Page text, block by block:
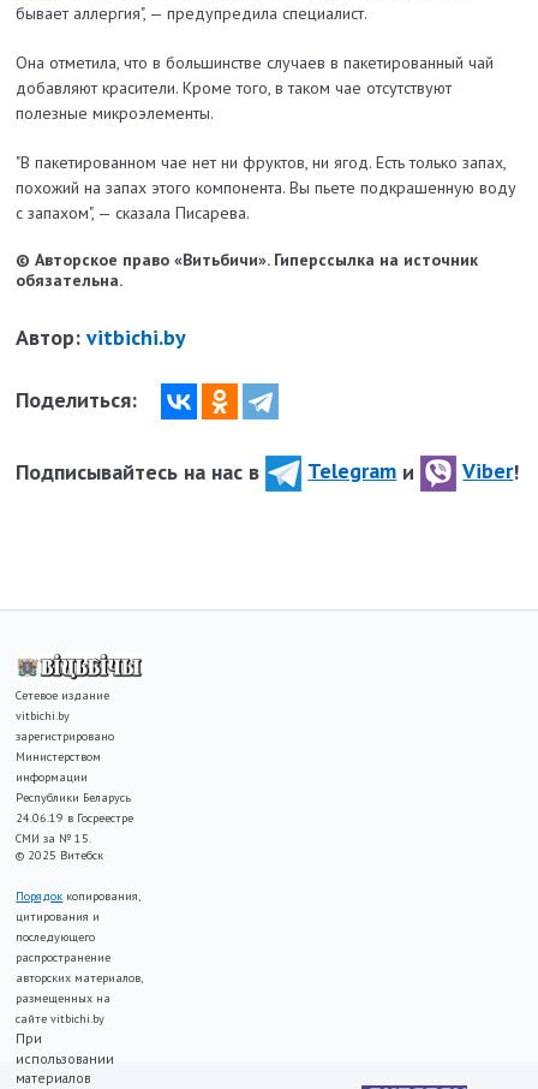
бывает аллергия", — предупредила специалист.
Она отметила, что в большинстве случаев в пакетированный чай
добавляют красители. Кроме того, в таком чае отсутствуют
полезные микроэлементы.
"В пакетированном чае нет ни фруктов, ни ягод. Есть только запах,
похожий на запах этого компонента. Вы пьете подкрашенную воду
с запахом", — сказала Писарева.
© Авторское право «Витьбичи». Гиперссылка на источник
обязательна.
Автор:vitbichi.by
Поделиться:
Подписывайтесь на нас в Telegram и Viber!
Сетевое издание
vitbichi.by
зарегистрировано
Министерством
информации
Республики Беларусь
24.06.19 в Госреестре
СМИ за № 15.
© 2025 Витебск
Порядок копирования,
цитирования и
последующего
распространение
авторских материалов,
размещенных на
сайте vitbichi.by
При
использовании
материалов